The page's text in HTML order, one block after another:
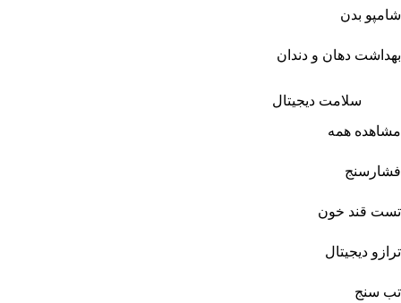
شامپو بدن
بهداشت دهان و دندان
سلامت دیجیتال
مشاهده همه
فشارسنج
تست قند خون
ترازو دیجیتال
تب سنج